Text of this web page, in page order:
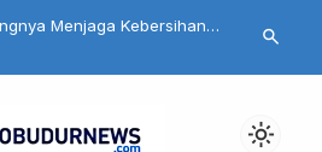
Menjaga Kebersihan
Mengatasinya
Ribuan
bagi
search
light_mode